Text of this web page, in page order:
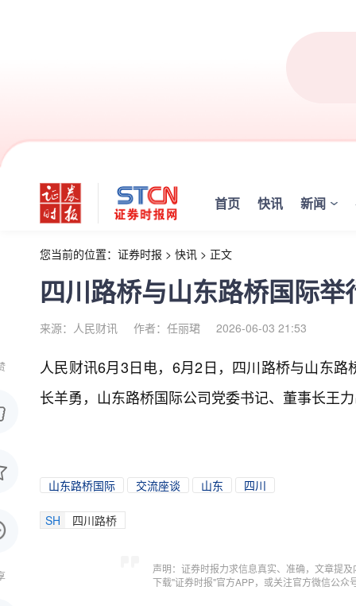
首页 快讯 新闻
您当前的位置： 证券时报 > 快讯 > 正文
四川路桥与山东路桥国际举
来源：人民财讯 作者：任丽珺 2026-06-03 21:53
人民财讯6月3日电， 6月2日，四川路桥与山东路
长羊勇，山东路桥国际公司党委书记、董事长王
山东路桥国际 交流座谈 山东 四川
SH 四川路桥
声明：证券时报力求信息真实、准确，文章提
下载"证券时报"官方APP，或关注官方微信公